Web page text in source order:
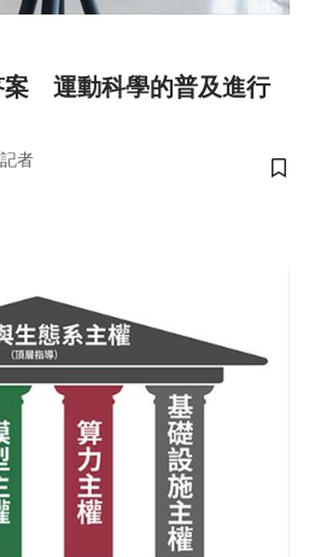
案 運動科學的普及進行
者
儲